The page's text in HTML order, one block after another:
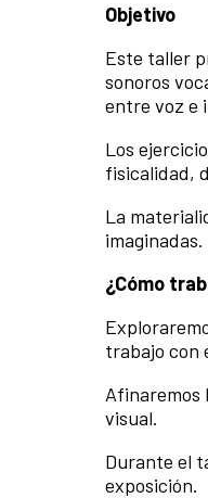
Objetivo
Este taller
sonoros
entre voz e
Los
fisicalidad,
La
imaginadas.
¿Cómo
trabajo con
Afinaremos
visual.
Durante el
exposición.